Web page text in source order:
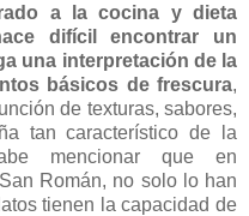
a la cocina y dieta
difícil encontrar un
una interpretación de la
básicos de frescura,
de texturas, sabores,
tan característico de la
mencionar que en
Román, no solo lo han
tienen la capacidad de